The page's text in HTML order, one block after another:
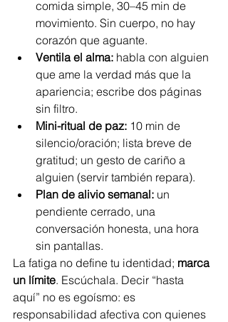
comida simple, 30–45 min de
movimiento. Sin cuerpo, no hay
corazón que aguante.
Ventila el alma: habla con alguien
que ame la verdad más que la
apariencia; escribe dos páginas
sin filtro.
Mini-ritual de paz: 10 min de
silencio/oración; lista breve de
gratitud; un gesto de cariño a
alguien (servir también repara).
Plan de alivio semanal: un
pendiente cerrado, una
conversación honesta, una hora
sin pantallas.
La fatiga no define tu identidad; marca
un límite. Escúchala. Decir “hasta
aquí” no es egoísmo: es
responsabilidad afectiva con quienes